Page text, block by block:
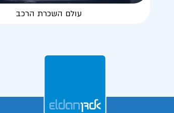
עולם השכרת הרכב